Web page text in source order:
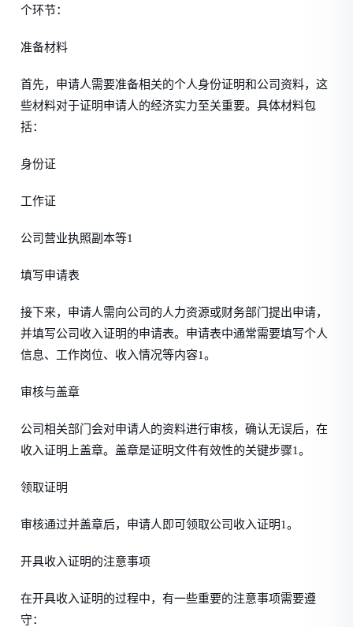
个环节：
准备材料
首先，申请人需要准备相关的个人身份证明和公司资料，这
些材料对于证明申请人的经济实力至关重要。具体材料包
括：
身份证
工作证
公司营业执照副本等1
填写申请表
接下来，申请人需向公司的人力资源或财务部门提出申请，
并填写公司收入证明的申请表。申请表中通常需要填写个人
信息、工作岗位、收入情况等内容1。
审核与盖章
公司相关部门会对申请人的资料进行审核，确认无误后，在
收入证明上盖章。盖章是证明文件有效性的关键步骤1。
领取证明
审核通过并盖章后，申请人即可领取公司收入证明1。
开具收入证明的注意事项
在开具收入证明的过程中，有一些重要的注意事项需要遵
守：